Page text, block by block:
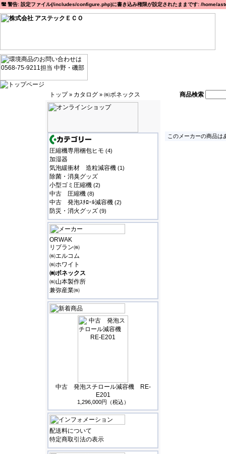
警告: 設定ファイル(/includes/configure.php)に書き込み権限が設定されたままです: /
トップ» カタログ » ㈱ボネックス 商品検索
圧縮機専用梱包ヒモ (4)
加湿器
気泡緩衝材 造粒減容機 (1)
除菌・消臭グッズ
小型ゴミ圧縮機 (2)
中古 圧縮機 (8)
中古 発泡ｽﾁﾛｰﾙ減容機 (2)
防災・消火グッズ (9)
ORWAK
リブラン㈱
㈱エルコム
㈱ホワイト
㈱ボネックス
㈱山本製作所
兼弥産業㈱
中古 発泡スチロール減容機 RE-
E201
1,296,000円（税込）
配送料について
特定商取引法の表示
このメーカーの商品は